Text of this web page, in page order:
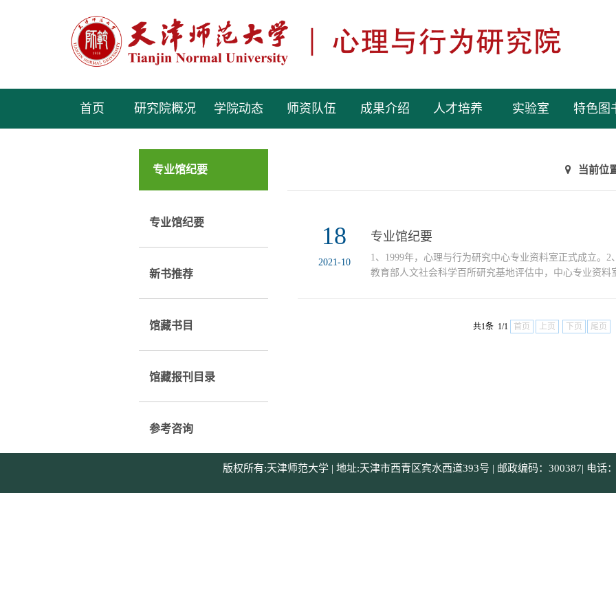
首页 研究院概况 学院动态 师资队伍 成果介绍 人才培养 实验室 特色图
专业馆纪要
专业馆纪要
新书推荐
馆藏书目
馆藏报刊目录
参考咨询
当前位
18
2021-10
专业馆纪要
1、1999年，心理与行为研究中心专业资料室正式成立。2
教育部人文社会科学百所研究基地评估中，中心专业资料
专家、学者以及与会代表、学生前来浏览选购。4、经教
大学心理与行为研究中心，更名为天津师范大学心理与行
共1条 1/1 首页 上页 下页 尾页
版权所有:天津师范大学 | 地址:天津市西青区宾水西道393号 | 邮政编码：300387| 电话